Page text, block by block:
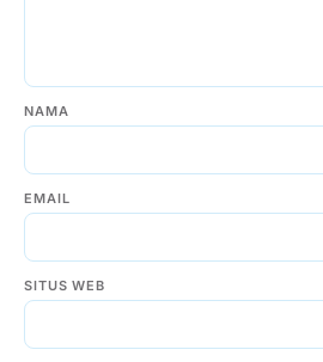
NAMA
EMAIL
SITUS WEB